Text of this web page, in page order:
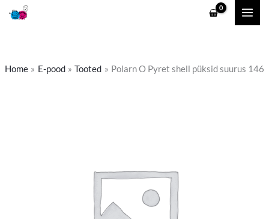
Skip
Home E-pood Tooted Polarn O Pyret shell püksid suurus 146